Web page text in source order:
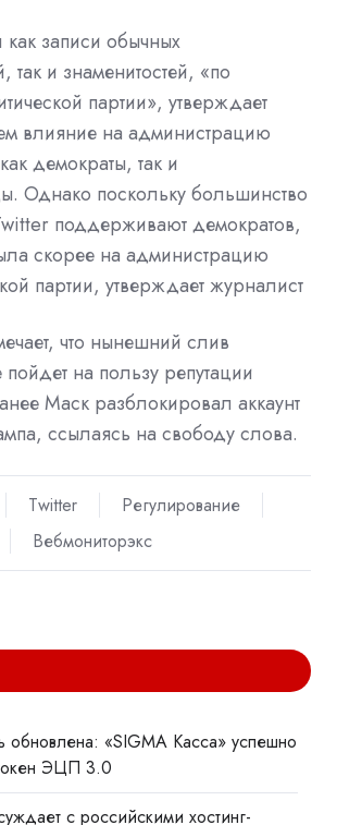
записи обычных
так и знаменитостей, «по
партии», утверждает
влияние на администрацию
демократы, так и
Однако поскольку большинство
поддерживают демократов,
скорее на администрацию
партии, утверждает журналист
что нынешний слив
на пользу репутации
Маск разблокировал аккаунт
ссылаясь на свободу слова.
Twitter
Регулирование
Вебмониторэкс
обновлена: «SIGMA Касса» успешно
ЭЦП 3.0
с российскими хостинг-